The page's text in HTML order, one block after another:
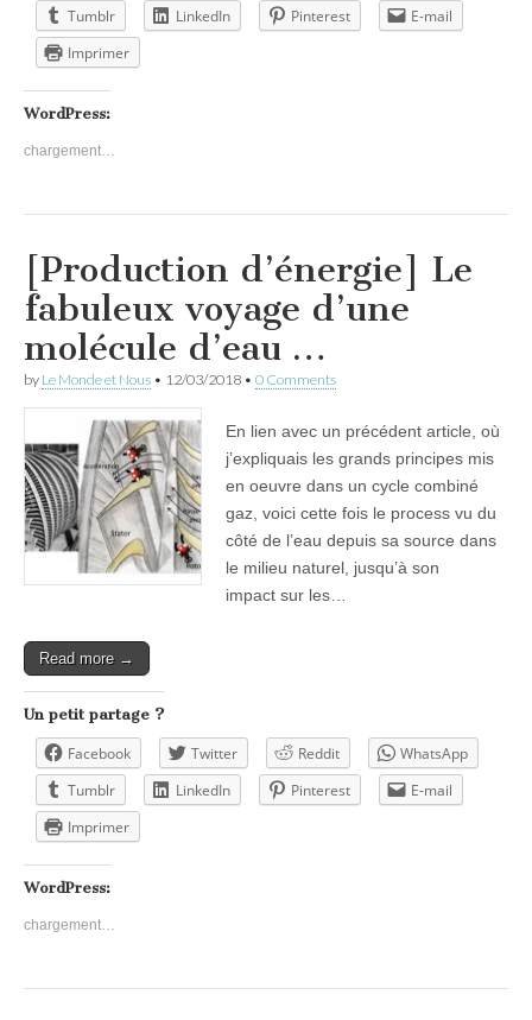
Tumblr
LinkedIn Pinterest
E-mail
Imprimer
WordPress:
chargement…
[Production d’énergie] Le
fabuleux voyage d’une
molécule d’eau …
by Le Monde et Nous • 12/03/2018 • 0 Comments
En lien avec un précédent article, où
j’expliquais les grands principes mis
en oeuvre dans un cycle combiné
gaz, voici cette fois le process vu du
côté de l’eau depuis sa source dans
le milieu naturel, jusqu’à son
impact sur les…
Read more →
Un petit partage ?
Facebook Twitter Reddit
WhatsApp
Tumblr
LinkedIn Pinterest
E-mail
Imprimer
WordPress:
chargement…